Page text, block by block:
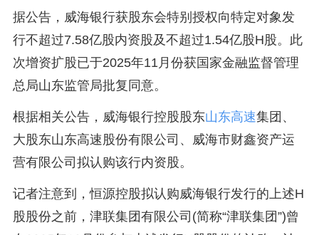
据公告，威海银行获股东会特别授权向特定对象发
行不超过7.58亿股内资股及不超过1.54亿股H股。此
次增资扩股已于2025年11月份获国家金融监督管理
总局山东监管局批复同意。
根据相关公告，威海银行控股股东山东高速集团、
大股东山东高速股份有限公司、威海市财鑫资产运
营有限公司拟认购该行内资股。
记者注意到，恒源控股拟认购威海银行发行的上述H
股股份之前，津联集团有限公司(简称“津联集团”)曾